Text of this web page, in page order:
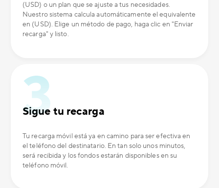
(USD) o un plan que se ajuste a tus necesidades.
Nuestro sistema calcula automáticamente el equivalente
en (USD). Elige un método de pago, haga clic en "Enviar
recarga" y listo.
Sigue tu recarga
Tu recarga móvil está ya en camino para ser efectiva en
el teléfono del destinatario. En tan solo unos minutos,
será recibida y los fondos estarán disponibles en su
teléfono móvil.